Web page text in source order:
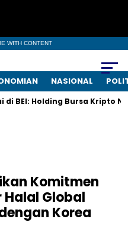
WITH CONTENT
NASIONAL
Holding Bursa Kripto
Komitmen
Global
Korea